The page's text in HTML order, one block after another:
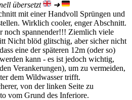
übersetzt
➜
mit einer Handvoll Sprüngen und
Wirklich cooler, enger Abschnitt.
noch spannender!!! Ziemlich viele
Nicht blöd glitschig, aber sicher nicht
eine der späteren 12m (oder so)
kann - es ist jedoch wichtig,
Verankerungen), um zu vermeiden,
dem Wildwasser trifft.
von der linken Seite zu
vom Grund des Inferiore.